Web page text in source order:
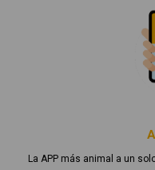
La APP más animal a un